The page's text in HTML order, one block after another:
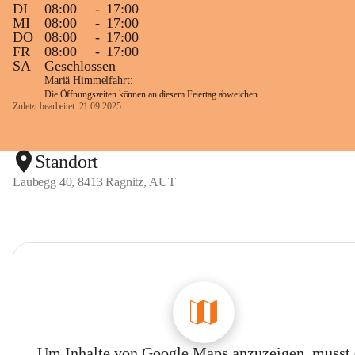
DI
08:00 - 17:00
MI
08:00 - 17:00
DO
08:00 - 17:00
FR
08:00 - 17:00
SA
Geschlossen
Mariä Himmelfahrt:
Die Öffnungszeiten können an diesem Feiertag abweichen.
Zuletzt bearbeitet: 21.09.2025
Standort
Laubegg 40, 8413 Ragnitz, AUT